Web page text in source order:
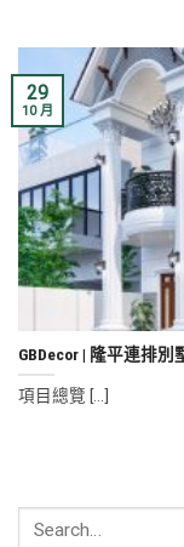
GBDecor | 隆平連排別
項目總覽 [...]
29
10 月